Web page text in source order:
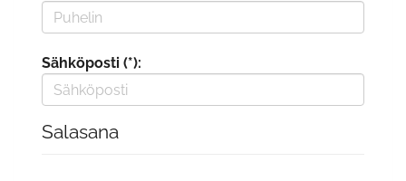
Sähköposti (*):
Salasana